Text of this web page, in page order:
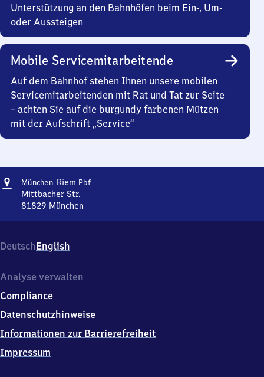
Unterstützung an den Bahnhöfen beim Ein-, Um-
oder Aussteigen
Mobile Servicemitarbeitende
Auf dem Bahnhof stehen Ihnen unsere mobilen
Servicemitarbeitenden mit Rat und Tat zur Seite
– achten Sie auf die burgundy farbenen Mützen
mit der Aufschrift „Service“
Adresse
München Riem PbfMünchen-
Mittbacher Str.
81829 München
Personenbahnhof,
Mittbacher
8
8
2
München
DeutschEnglish
Analyse verwalten
Compliance
Datenschutzhinweise
Informationen zur Barrierefreiheit
Impressum